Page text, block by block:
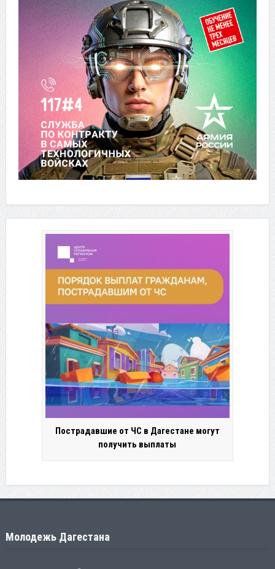
Пострадавшие от ЧС в Дагестане могут
получить выплаты
Молодежь Дагестана